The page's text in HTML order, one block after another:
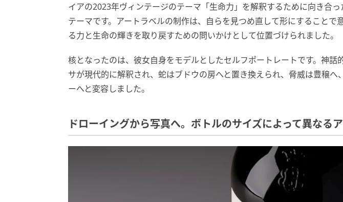
イアの2023年ヴィンテージのテーマ「生命力」を解釈するために向き合
テーマです。アートラベルの制作は、自らを見つめ直して形にすることで
る力と生命の輝きを取り戻すための問いかけとして位置づけられました。
核となったのは、彼女自身をモデルとしたセルフポートレートです。神話
サが現代的に解釈され、蛇はブドウの房へと置き換えられ、脅威は豊穣へ
ーへと変容しました。
ドローイングから写真へ。ボトルのサイズによって異なる